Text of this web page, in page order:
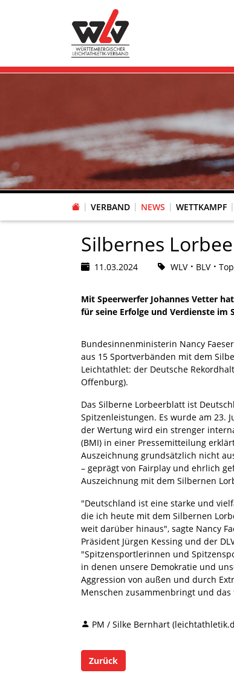
VERBAND NEWS WETTKAMPF
Silbernes
11.03.2024 WLV BLV
Mit Speerwerfer Johannes Vetter
für seine Erfolge und Verdienste im
Bundesinnenministerin Nancy
aus 15 Sportverbänden mit dem
Leichtathlet: der Deutsche
Offenburg).
Das Silberne Lorbeerblatt ist
Spitzenleistungen. Es wurde am 23.
der Wertung wird ein strenger
(BMI) in einer Pressemitteilung
Auszeichnung grundsätzlich nicht
– geprägt von Fairplay und ehrlich
Auszeichnung mit dem Silbernen
"Deutschland ist eine starke und
die ich heute mit dem Silbernen
weit darüber hinaus", sagte Nancy
Präsident Jürgen Kessing und der
"Spitzensportlerinnen und
in denen unsere Demokratie und
Aggression von außen und durch
Menschen zusammenbringt und
PM / Silke Bernhart
Zurück